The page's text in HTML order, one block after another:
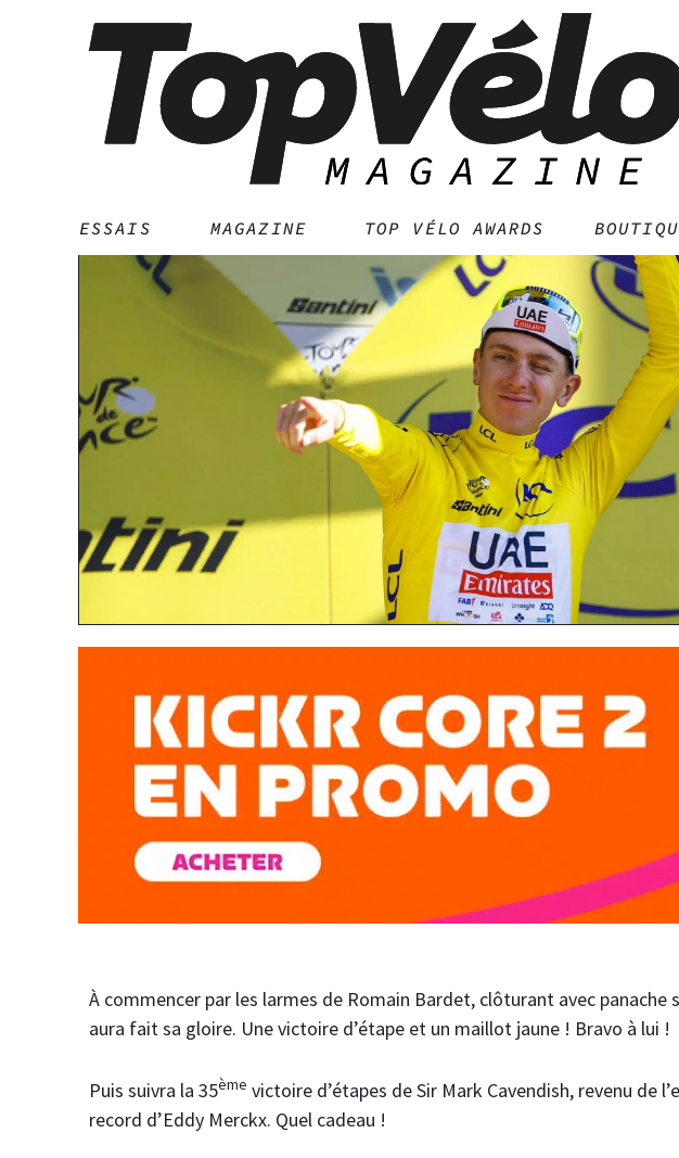
ESSAIS MAGAZINE TOP VÉLO AWARDS
À commencer par les larmes de Romain Bardet, clôturant avec panache
aura fait sa gloire. Une victoire d’étape et un maillot jaune ! Bravo à lui !
Puis suivra la 35ème victoire d’étapes de Sir Mark Cavendish, revenu de
record d’Eddy Merckx. Quel cadeau !